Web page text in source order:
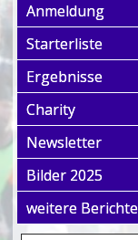
Anmeldung
Starterliste
Ergebnisse
Charity
Newsletter
Bilder 2025
weitere Berichte